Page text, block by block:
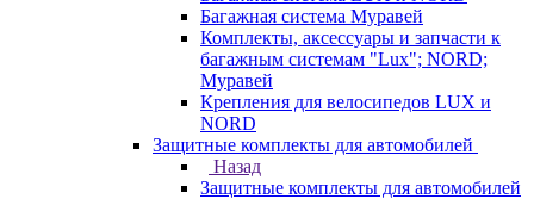
Багажная система Муравей
Комплекты, аксессуары и запчасти к
багажным системам "Lux"; NORD;
Муравей
Крепления для велосипедов LUX и
NORD
Защитные комплекты для автомобилей
Назад
Защитные комплекты для автомобилей